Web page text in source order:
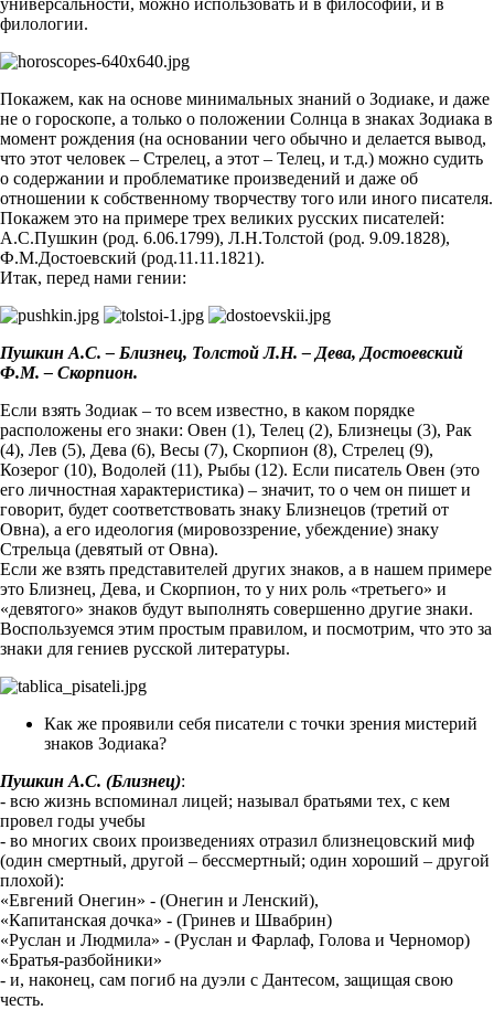
филологии.
Покажем, как на основе минимальных знаний о Зодиаке, и даже
не о гороскопе, а только о положении Солнца в знаках Зодиака в
момент рождения (на основании чего обычно и делается вывод,
что этот человек – Стрелец, а этот – Телец, и т.д.) можно судить
о содержании и проблематике произведений и даже об
отношении к собственному творчеству того или иного писателя.
Покажем это на примере трех великих русских писателей:
А.С.Пушкин (род. 6.06.1799), Л.Н.Толстой (род. 9.09.1828),
Ф.М.Достоевский (род.11.11.1821).
Итак, перед нами гении:
Пушкин А.С. – Близнец, Толстой Л.Н. – Дева, Достоевский
Ф.М. – Скорпион.
Если взять Зодиак – то всем известно, в каком порядке
расположены его знаки: Овен (1), Телец (2), Близнецы (3), Рак
(4), Лев (5), Дева (6), Весы (7), Скорпион (8), Стрелец (9),
Козерог (10), Водолей (11), Рыбы (12). Если писатель Овен (это
его личностная характеристика) – значит, то о чем он пишет и
говорит, будет соответствовать знаку Близнецов (третий от
Овна), а его идеология (мировоззрение, убеждение) знаку
Стрельца (девятый от Овна).
Если же взять представителей других знаков, а в нашем примере
это Близнец, Дева, и Скорпион, то у них роль «третьего» и
«девятого» знаков будут выполнять совершенно другие знаки.
Воспользуемся этим простым правилом, и посмотрим, что это за
знаки для гениев русской литературы.
Как же проявили себя писатели с точки зрения мистерий
знаков Зодиака?
Пушкин А.С. (Близнец):
- всю жизнь вспоминал лицей; называл братьями тех, с кем
провел годы учебы
- во многих своих произведениях отразил близнецовский миф
(один смертный, другой – бессмертный; один хороший – другой
плохой):
«Евгений Онегин» - (Онегин и Ленский),
«Капитанская дочка» - (Гринев и Швабрин)
«Руслан и Людмила» - (Руслан и Фарлаф, Голова и Черномор)
«Братья-разбойники»
- и, наконец, сам погиб на дуэли с Дантесом, защищая свою
честь.